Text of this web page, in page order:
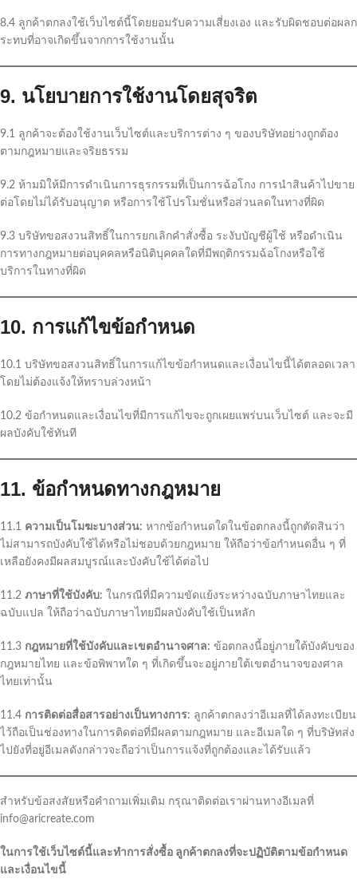
8.4 ลูกค้าตกลงใช้เว็บไซต์นี้โดยยอมรับความเสี่ยงเอง และรับผิดชอบต่อผลก
ระทบที่อาจเกิดขึ้นจากการใช้งานนั้น
9. นโยบายการใช้งานโดยสุจริต
9.1 ลูกค้าจะต้องใช้งานเว็บไซต์และบริการต่าง ๆ ของบริษัทอย่างถูกต้อง
ตามกฎหมายและจริยธรรม
9.2 ห้ามมิให้มีการดำเนินการธุรกรรมที่เป็นการฉ้อโกง การนำสินค้าไปขาย
ต่อโดยไม่ได้รับอนุญาต หรือการใช้โปรโมชั่นหรือส่วนลดในทางที่ผิด
9.3 บริษัทขอสงวนสิทธิ์ในการยกเลิกคำสั่งซื้อ ระงับบัญชีผู้ใช้ หรือดำเนิน
การทางกฎหมายต่อบุคคลหรือนิติบุคคลใดที่มีพฤติกรรมฉ้อโกงหรือใช้
บริการในทางที่ผิด
10. การแก้ไขข้อกำหนด
10.1 บริษัทขอสงวนสิทธิ์ในการแก้ไขข้อกำหนดและเงื่อนไขนี้ได้ตลอดเวลา
โดยไม่ต้องแจ้งให้ทราบล่วงหน้า
10.2 ข้อกำหนดและเงื่อนไขที่มีการแก้ไขจะถูกเผยแพร่บนเว็บไซต์ และจะมี
ผลบังคับใช้ทันที
11. ข้อกำหนดทางกฎหมาย
11.1 ความเป็นโมฆะบางส่วน: หากข้อกำหนดใดในข้อตกลงนี้ถูกตัดสินว่า
ไม่สามารถบังคับใช้ได้หรือไม่ชอบด้วยกฎหมาย ให้ถือว่าข้อกำหนดอื่น ๆ ที่
เหลือยังคงมีผลสมบูรณ์และบังคับใช้ได้ต่อไป
11.2 ภาษาที่ใช้บังคับ: ในกรณีที่มีความขัดแย้งระหว่างฉบับภาษาไทยและ
ฉบับแปล ให้ถือว่าฉบับภาษาไทยมีผลบังคับใช้เป็นหลัก
11.3 กฎหมายที่ใช้บังคับและเขตอำนาจศาล: ข้อตกลงนี้อยู่ภายใต้บังคับของ
กฎหมายไทย และข้อพิพาทใด ๆ ที่เกิดขึ้นจะอยู่ภายใต้เขตอำนาจของศาล
ไทยเท่านั้น
11.4 การติดต่อสื่อสารอย่างเป็นทางการ: ลูกค้าตกลงว่าอีเมลที่ได้ลงทะเบียน
ไว้ถือเป็นช่องทางในการติดต่อที่มีผลตามกฎหมาย และอีเมลใด ๆ ที่บริษัทส่ง
ไปยังที่อยู่อีเมลดังกล่าวจะถือว่าเป็นการแจ้งที่ถูกต้องและได้รับแล้ว
สำหรับข้อสงสัยหรือคำถามเพิ่มเติม กรุณาติดต่อเราผ่านทางอีเมลที่
info@aricreate.com
ในการใช้เว็บไซต์นี้และทำการสั่งซื้อ ลูกค้าตกลงที่จะปฏิบัติตามข้อกำหนด
และเงื่อนไขนี้